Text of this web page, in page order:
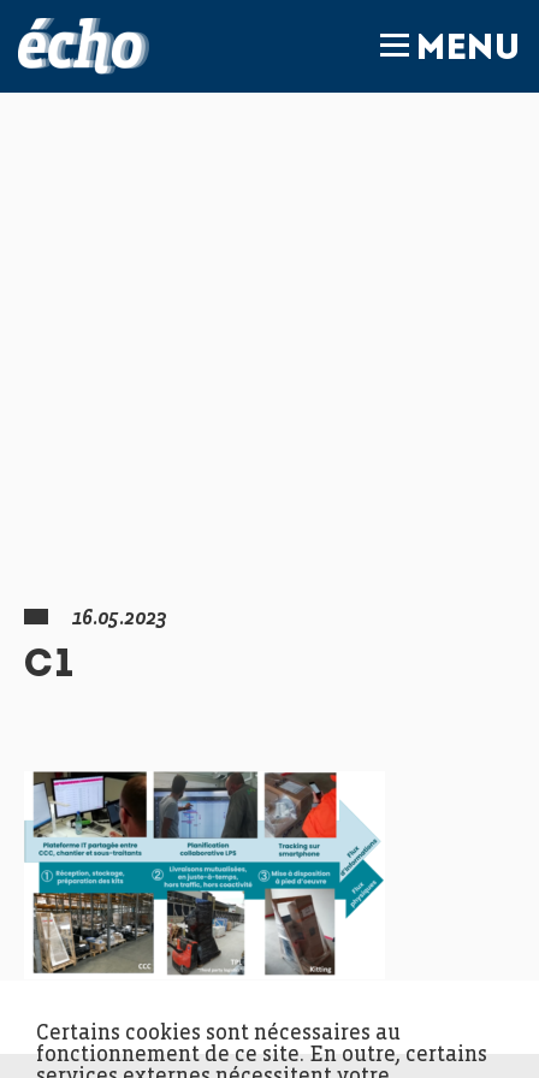
MENU
16.05.2023
C1
Certains cookies sont nécessaires au
fonctionnement de ce site. En outre, certains